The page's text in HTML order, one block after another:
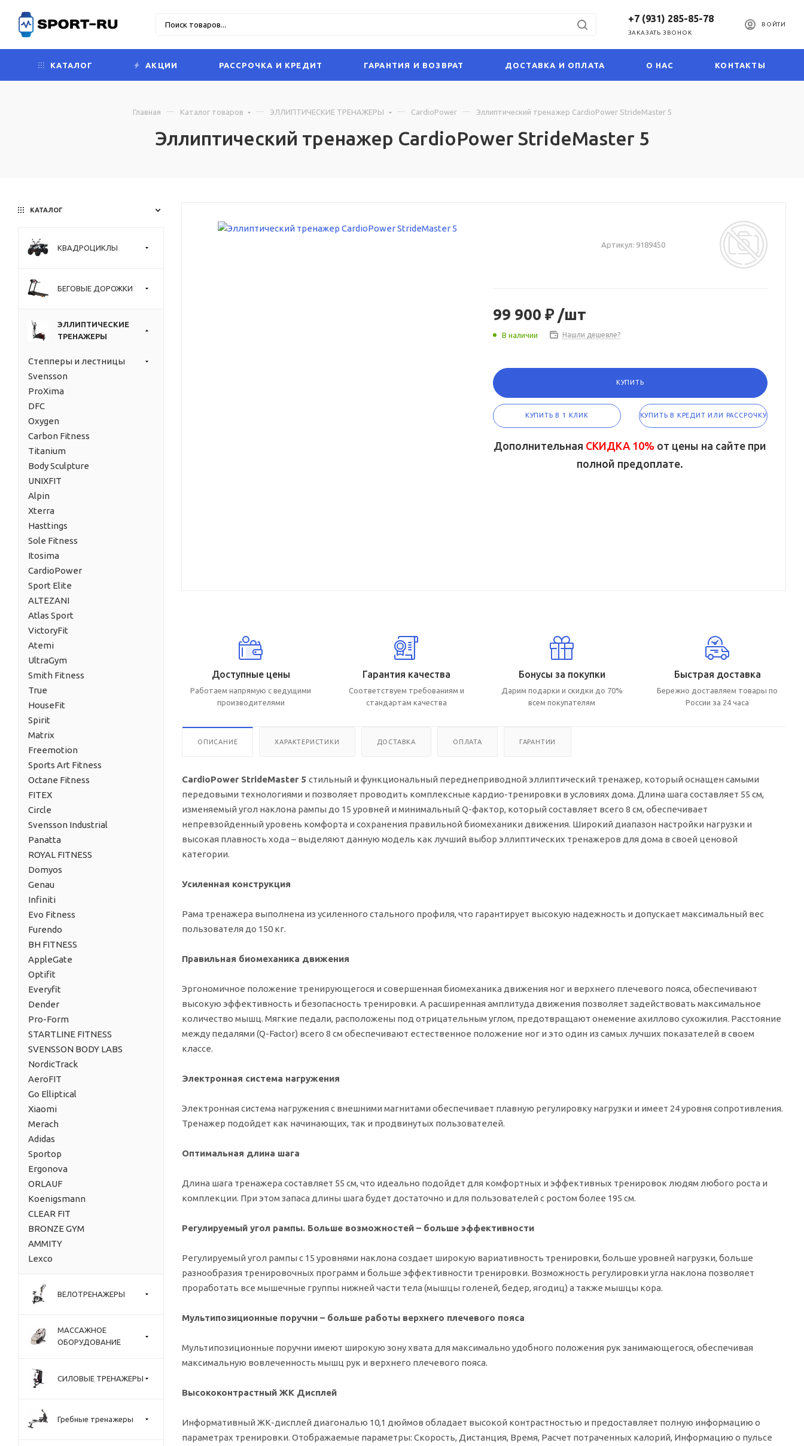
+7 (931) 285-85-78
ЗАКАЗАТЬ ЗВОНОК
ВОЙТИ
КАТАЛОГ АКЦИИ РАССРОЧКА И КРЕДИТ ГАРАНТИЯ И ВОЗВРАТ ДОСТАВКА И ОПЛАТА О НАС КОНТАКТЫ
Эллиптический тренажер CardioPower StrideMaster 5
Главная Каталог товаров ЭЛЛИПТИЧЕСКИЕ ТРЕНАЖЕРЫ CardioPower Эллиптический тренажер CardioPower StrideMaster 5
КАТАЛОГ
КВАДРОЦИКЛЫ
БЕГОВЫЕ ДОРОЖКИ
ЭЛЛИПТИЧЕСКИЕ
ТРЕНАЖЕРЫ
Степперы и лестницы
Svensson
ProXima
DFC
Oxygen
Carbon Fitness
Titanium
Body Sculpture
UNIXFIT
Alpin
Xterra
Hasttings
Sole Fitness
Itosima
CardioPower
Sport Elite
ALTEZANI
Atlas Sport
VictoryFit
Atemi
UltraGym
Smith Fitness
True
HouseFit
Spirit
Matrix
Freemotion
Sports Art Fitness
Octane Fitness
FITEX
Circle
Svensson Industrial
Panatta
ROYAL FITNESS
Domyos
Genau
Infiniti
Evo Fitness
Furendo
BH FITNESS
AppleGate
Optifit
Everyfit
Dender
Pro-Form
STARTLINE FITNESS
SVENSSON BODY LABS
NordicTrack
AeroFIT
Go Elliptical
Xiaomi
Merach
Adidas
Sportop
Ergonova
ORLAUF
Koenigsmann
CLEAR FIT
BRONZE GYM
AMMITY
Lexco
ВЕЛОТРЕНАЖЕРЫ
МАССАЖНОЕ
ОБОРУДОВАНИЕ
СИЛОВЫЕ ТРЕНАЖЕРЫ
Гребные тренажеры
Артикул: 9189450
99 900 ₽/шт
В наличии Нашли дешевле?
КУПИТЬ
КУПИТЬ В 1 КЛИК КУПИТЬ В КРЕДИТ ИЛИ РАССРОЧКУ
Дополнительная СКИДКА 10% от цены на сайте при
полной предоплате.
Доступные цены
Работаем напрямую с ведущими
производителями
Гарантия качества
Соответствуем требованиям и
стандартам качества
Бонусы за покупки
Дарим подарки и скидки до 70%
всем покупателям
Быстрая доставка
Бережно доставляем товары по
России за 24 часа
ОПИСАНИЕ ХАРАКТЕРИСТИКИ ДОСТАВКА ОПЛАТА ГАРАНТИИ
CardioPower StrideMaster 5 стильный и функциональный переднеприводной эллиптический тренажер, который оснащен самыми
передовыми технологиями и позволяет проводить комплексные кардио-тренировки в условиях дома. Длина шага составляет 55 см,
изменяемый угол наклона рампы до 15 уровней и минимальный Q-фактор, который составляет всего 8 см, обеспечивает
непревзойденный уровень комфорта и сохранения правильной биомеханики движения. Широкий диапазон настройки нагрузки и
высокая плавность хода – выделяют данную модель как лучший выбор эллиптических тренажеров для дома в своей ценовой
категории.
Усиленная конструкция
Рама тренажера выполнена из усиленного стального профиля, что гарантирует высокую надежность и допускает максимальный вес
пользователя до 150 кг.
Правильная биомеханика движения
Эргономичное положение тренирующегося и совершенная биомеханика движения ног и верхнего плечевого пояса, обеспечивают
высокую эффективность и безопасность тренировки. А расширенная амплитуда движения позволяет задействовать максимальное
количество мышц. Мягкие педали, расположены под отрицательным углом, предотвращают онемение ахиллово сухожилия. Расстояние
между педалями (Q-Factor) всего 8 см обеспечивают естественное положение ног и это один из самых лучших показателей в своем
классе.
Электронная система нагружения
Электронная система нагружения с внешними магнитами обеспечивает плавную регулировку нагрузки и имеет 24 уровня сопротивления.
Тренажер подойдет как начинающих, так и продвинутых пользователей.
Оптимальная длина шага
Длина шага тренажера составляет 55 см, что идеально подойдет для комфортных и эффективных тренировок людям любого роста и
комплекции. При этом запаса длины шага будет достаточно и для пользователей с ростом более 195 см.
Регулируемый угол рампы. Больше возможностей – больше эффективности
Регулируемый угол рампы с 15 уровнями наклона создает широкую вариативность тренировки, больше уровней нагрузки, больше
разнообразия тренировочных программ и больше эффективности тренировки. Возможность регулировки угла наклона позволяет
проработать все мышечные группы нижней части тела (мышцы голеней, бедер, ягодиц) а также мышцы кора.
Мультипозиционные поручни – больше работы верхнего плечевого пояса
Мультипозиционные поручни имеют широкую зону хвата для максимально удобного положения рук занимающегося, обеспечивая
максимальную вовлеченность мышц рук и верхнего плечевого пояса.
Высококонтрастный ЖК Дисплей
Информативный ЖК-дисплей диагональю 10,1 дюймов обладает высокой контрастностью и предоставляет полную информацию о
параметрах тренировки. Отображаемые параметры: Скорость, Дистанция, Время, Расчет потраченных калорий, Информацию о пульсе